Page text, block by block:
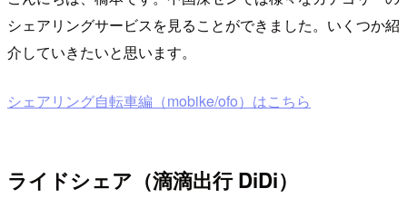
シェアリングサービスを見ることができました。いくつか紹
介していきたいと思います。
シェアリング自転車編（mobike/ofo）はこちら
ライドシェア（滴滴出行 DiDi）